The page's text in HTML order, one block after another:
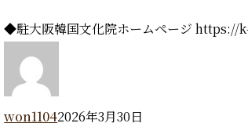
◆駐大阪韓国文化院ホームページ
won11042026年3月30日